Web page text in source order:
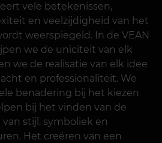
vele betekenissen,
en veelzijdigheid van het
weerspiegeld. In de VEAN
we de uniciteit van elk
we de realisatie van elk idee
en professionaliteit. We
benadering bij het kiezen
bij het vinden van de
stijl, symboliek en
Het creëren van een